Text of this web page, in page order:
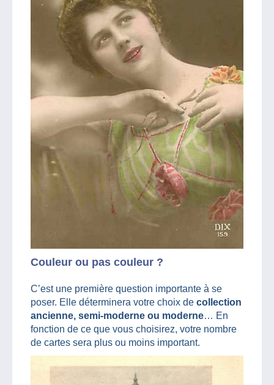
Couleur ou pas couleur ?
C’est une première question importante à se
poser. Elle déterminera votre choix de collection
ancienne, semi-moderne ou moderne… En
fonction de ce que vous choisirez, votre nombre
de cartes sera plus ou moins important.